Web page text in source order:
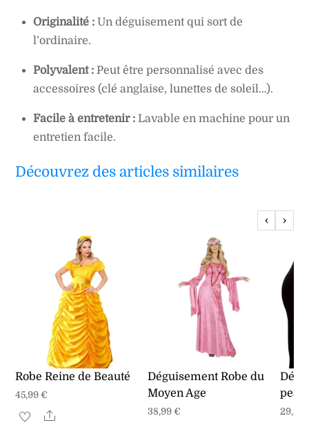
Originalité : Un déguisement qui sort de
l’ordinaire.
Polyvalent : Peut être personnalisé avec des
accessoires (clé anglaise, lunettes de soleil…).
Facile à entretenir : Lavable en machine pour un
entretien facile.
Découvrez des articles similaires
‹ ›
Robe Reine de Beauté
45,99€
Ce
Share
Déguisement Robe du
Moyen Age
38,99€ 29,99